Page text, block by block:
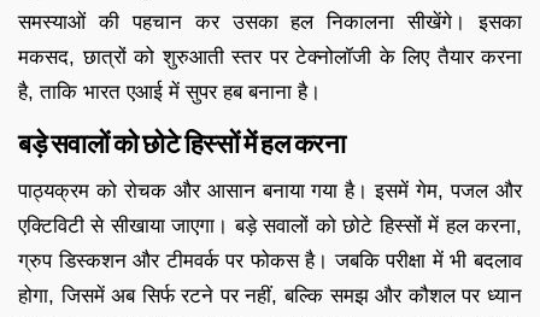
समस्याओं की पहचान कर उसका हल निकालना सीखेंगे। इसका
मकसद, छात्रों को शुरुआती स्तर पर टेक्नोलॉजी के लिए तैयार करना
है, ताकि भारत एआई में सुपर हब बनाना है।
बड़े सवालों को छोटे हिस्सों में हल करना
पाठ्यक्रम को रोचक और आसान बनाया गया है। इसमें गेम, पजल और
एक्टिविटी से सीखाया जाएगा। बड़े सवालों को छोटे हिस्सों में हल करना,
ग्रुप डिस्कशन और टीमवर्क पर फोकस है। जबकि परीक्षा में भी बदलाव
होगा, जिसमें अब सिर्फ रटने पर नहीं, बल्कि समझ और कौशल पर ध्यान